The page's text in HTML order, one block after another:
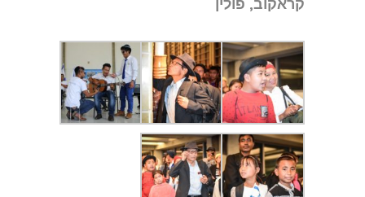
קראקוב, פולין